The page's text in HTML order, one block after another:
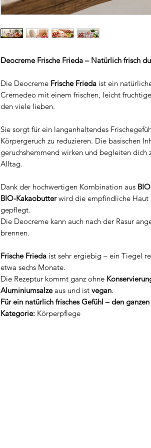
Deocreme Frische Frieda – Natürlich frisch
Die Deocreme Frische Frieda ist ein
Cremedeo mit einem frischen, leicht
den viele lieben.
Sie sorgt für ein langanhaltendes
Körpergeruch zu reduzieren. Die basischen
geruchshemmend wirken und begleiten dich
Alltag.
Dank der hochwertigen Kombination aus
BIO-Kakaobutterwird die empfindliche Haut
gepflegt.
Die Deocreme kann auch nach der Rasur
brennen.
Frische Frieda ist sehr ergiebig – ein Tiegel
etwa sechs Monate.
Die Rezeptur kommt ganz ohne
Aluminiumsalzeaus und ist vegan.
Für ein natürlich frisches Gefühl – den ganzen
Kategorie: Körperpflege